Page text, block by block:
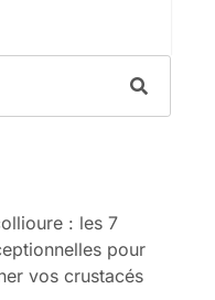
: les 7
pour
vos crustacés